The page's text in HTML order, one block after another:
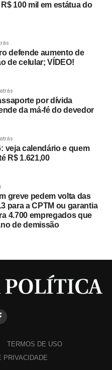
100 mil em estátua do
defende aumento de
de celular; VÍDEO!
por dívida
da má-fé do devedor
veja calendário e quem
R$ 1.621,00
greve pedem volta das
para a CPTM ou garantia
4.700 empregados que
de demissão
TERMOS DE USO
PRIVACIDADE